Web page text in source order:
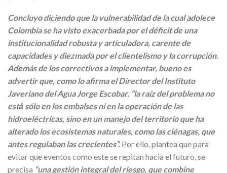
Concluyo diciendo que la vulnerabilidad de la cual adolece
Colombia se ha visto exacerbada por el déficit de una
institucionalidad robusta y articuladora, carente de
capacidades y diezmada por el clientelismo y la corrupción.
Además de los correctivos a implementar, bueno es
advertir que, como lo afirma el Director del Instituto
Javeriano del Agua Jorge Escobar, “la raíz del problema no
está́ sólo en los embalses ni en la operación de las
hidroeléctricas, sino en un manejo del territorio que ha
alterado los ecosistemas naturales, como las ciénagas, que
antes regulaban las crecientes”.Por ello, plantea que para
evitar que eventos como este se repitan hacia el futuro, se
precisa “una gestión integral del riesgo, que combine